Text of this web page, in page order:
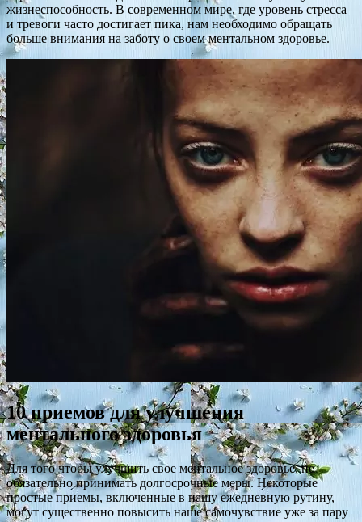
жизнеспособность. В современном мире, где уровень стресса
и тревоги часто достигает пика, нам необходимо обращать
больше внимания на заботу о своем ментальном здоровье.
10 приемов для улучшения
ментального здоровья
Для того чтобы улучшить свое ментальное здоровье, не
обязательно принимать долгосрочные меры. Некоторые
простые приемы, включенные в нашу ежедневную рутину,
могут существенно повысить наше самочувствие уже за пару